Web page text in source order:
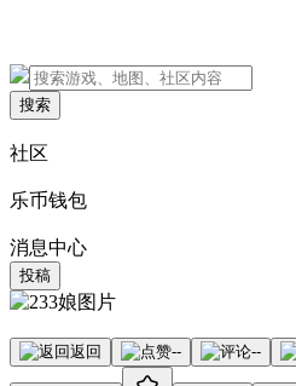
搜索
社区
乐币钱包
消息中心
投稿
返回 -- --